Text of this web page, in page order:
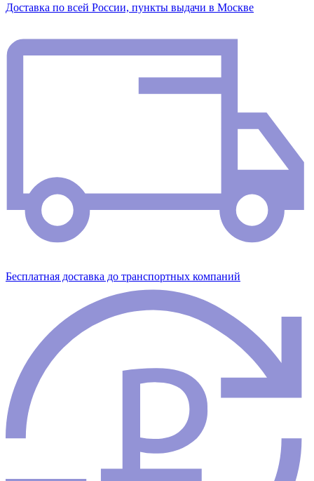
Доставка по всей России, пункты выдачи в Москве
Бесплатная доставка до транспортных компаний